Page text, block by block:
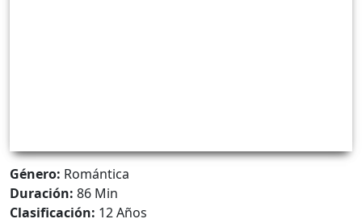
Género: Romántica
Duración: 86 Min
Clasificación: 12 Años